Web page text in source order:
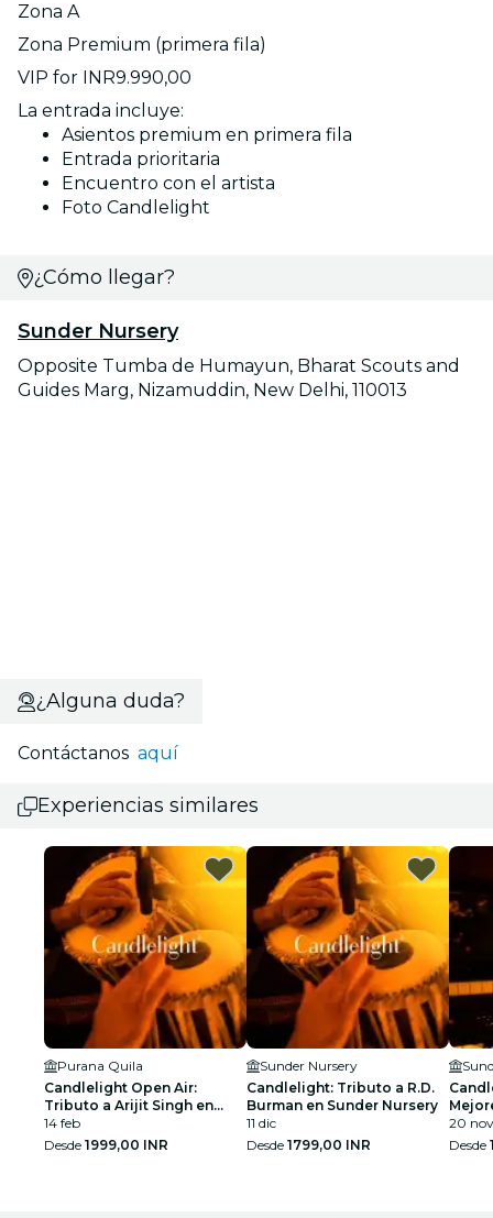
Zona A
Zona Premium (primera fila)
VIP for INR9.990,00
La entrada incluye:
Asientos premium en primera fila
Entrada prioritaria
Encuentro con el artista
Foto Candlelight
¿Cómo llegar?
Sunder Nursery
Opposite Tumba de Humayun, Bharat Scouts and
Guides Marg, Nizamuddin, New Delhi, 110013
¿Alguna duda?
Contáctanos aquí
Experiencias similares
Purana Quila
Candlelight Open Air:
Tributo a Arijit Singh en
Purana Quila
14 feb
Desde 1999,00 INR
Sunder Nursery
Candlelight: Tributo a R.D.
Burman en Sunder Nursery
11 dic
Desde 1799,00 INR
20 nov
Desde